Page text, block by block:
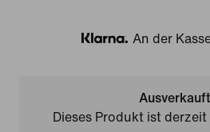
Klarna
An der
Dieses Produkt ist